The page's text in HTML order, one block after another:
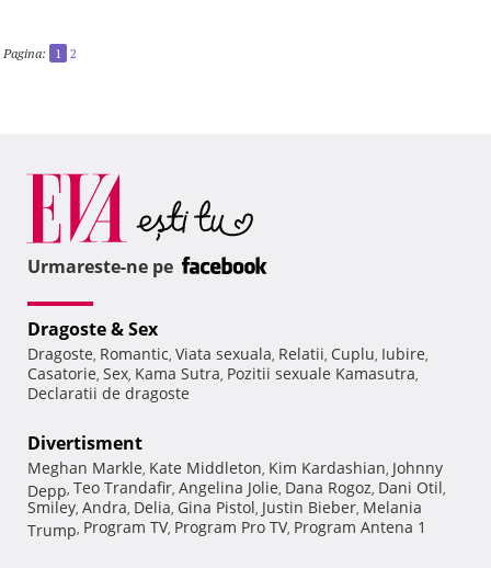
Pagina: 1 2
Urmareste-ne pe
Dragoste & Sex
Dragoste, Romantic, Viata sexuala, Relatii, Cuplu, Iubire,
Casatorie, Sex, Kama Sutra, Pozitii sexuale Kamasutra,
Declaratii de dragoste
Divertisment
Meghan Markle, Kate Middleton, Kim Kardashian, Johnny
Depp, Teo Trandafir, Angelina Jolie, Dana Rogoz, Dani Otil,
Smiley, Andra, Delia, Gina Pistol, Justin Bieber, Melania
Trump, Program TV, Program Pro TV, Program Antena 1